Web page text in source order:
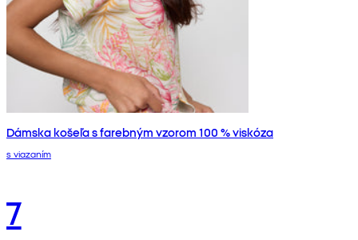
Dámska košeľa s farebným vzorom 100 % viskóza
s viazaním
7